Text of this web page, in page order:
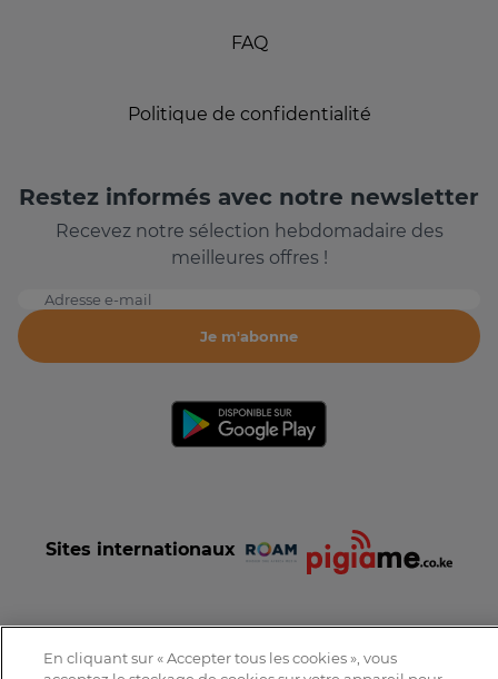
FAQ
Politique de confidentialité
Restez informés avec notre newsletter
Recevez notre sélection hebdomadaire des
meilleures offres !
Adresse e-mail
Je m'abonne
Sites internationaux
En cliquant sur « Accepter tous les cookies », vous